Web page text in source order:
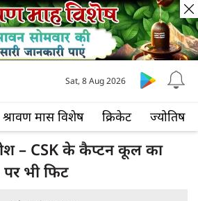
श्रावण मास विशेष क्रिकेट ज्योतिष
Sat, 8 Aug 2026
– CSK के कैप्टन कूल का
भी फिट